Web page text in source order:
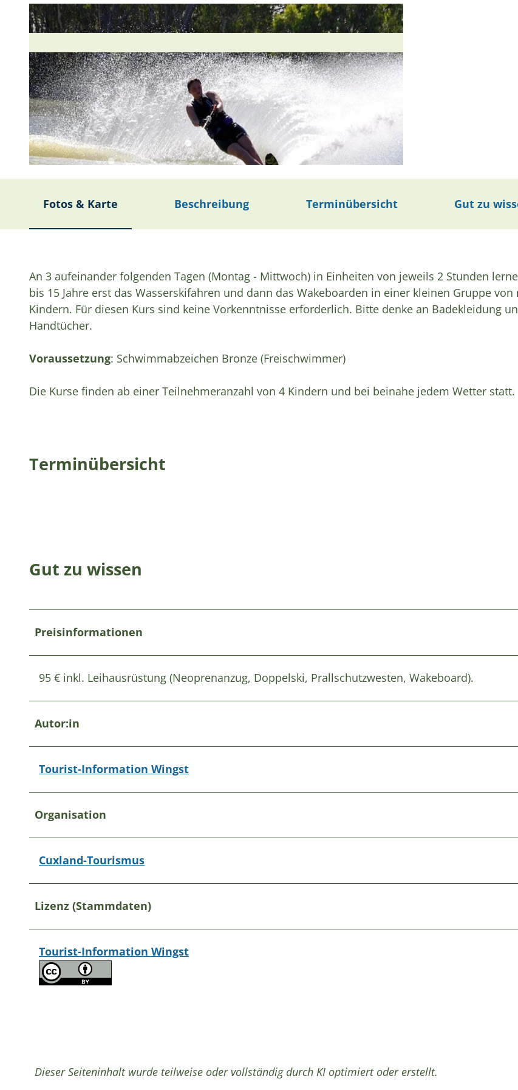
Fotos & Karte Beschreibung Terminübersicht Gut zu
An 3 aufeinander folgenden Tagen (Montag - Mittwoch) in Einheiten von jeweils 2 Stunden
bis 15 Jahre erst das Wasserskifahren und dann das Wakeboarden in einer kleinen Gruppe von
Kindern. Für diesen Kurs sind keine Vorkenntnisse erforderlich. Bitte denke an Badekleidung
Handtücher.
Voraussetzung: Schwimmabzeichen Bronze (Freischwimmer)
Die Kurse finden ab einer Teilnehmeranzahl von 4 Kindern und bei beinahe jedem Wetter statt.
Terminübersicht
Gut zu wissen
Preisinformationen
95 € inkl. Leihausrüstung (Neoprenanzug, Doppelski, Prallschutzwesten, Wakeboard).
Autor:in
Tourist-Information Wingst
Organisation
Cuxland-Tourismus
Lizenz (Stammdaten)
Tourist-Information Wingst
Dieser Seiteninhalt wurde teilweise oder vollständig durch KI optimiert oder erstellt.